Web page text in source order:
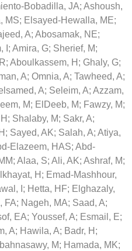
Bobadilla, JA; Ashoush,
MS; Elsayed-Hewalla, ME;
A; Abosamak, NE;
; Amira, G; Sherief, M;
; Aboulkassem, H ; Ghaly, G;
A; Omnia, A; Tawheed, A;
A; Seleim, A; Azzam,
M; ElDeeb, M; Fawzy, M;
; Shalaby, M; Sakr, A;
; Sayed, AK; Salah, A; Atiya,
Elazeem, HAS; Abd-
; Alaa, S; Ali, AK; Ashraf, M;
H ; Emad-Mashhour,
I ; Hetta, HF; Elghazaly,
FA; Nageh, MA; Saad, A;
EA; Youssef, A; Esmail, E;
A; Hawila, A; Badr, H ;
M; Hamada, MK;